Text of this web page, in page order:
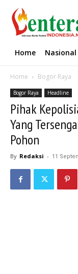
Home Nasional
Home Bogor Raya
Bogor Raya Headline
Pihak
Yang
Pohon
By Redaksi - 11